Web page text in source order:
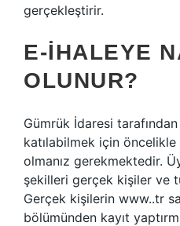
gerçekleştirir.
E-IHALEYE
OLUNUR?
Gümrük İdaresi
katılabilmek için
olmanız gerekmektedir.
şekilleri gerçek kişiler ve
Gerçek kişilerin www..tr
bölümünden kayıt